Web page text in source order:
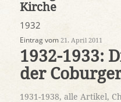
Kirche
1932
Eintrag vom 21. April 2011
1932-1933:
der
1931-1938, alle Artikel,